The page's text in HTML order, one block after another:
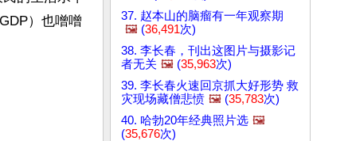
）也噌噌
37. 赵本山的脑瘤有一年观察期
🖼️ (36,491次)
38. 李长春，刊出这图片与摄影记
者无关 🖼️ (35,963次)
39. 李长春火速回京抓大好形势 救
灾现场藏僧悲愤 🖼️ (35,783次)
40. 哈勃20年经典照片选 🖼️
(35,676次)